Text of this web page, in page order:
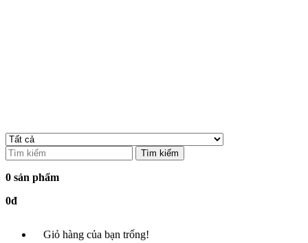
Tìm kiếm
0 sản phẩm
0đ
Giỏ hàng của bạn trống!